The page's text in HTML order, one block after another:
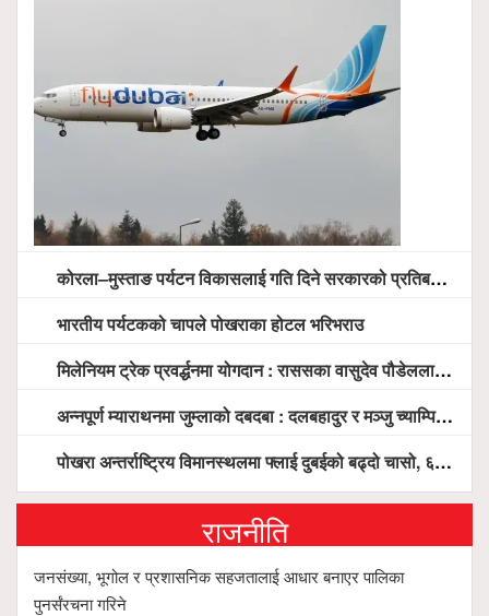
कोरला–मुस्ताङ पर्यटन विकासलाई गति दिने सरकारको प्रतिबद्धता, स्थानीय सरोकारवालासँग व्यापक छलफल
भारतीय पर्यटकको चापले पोखराका होटल भरिभराउ
मिलेनियम ट्रेक प्रवर्द्धनमा योगदान : राससका वासुदेव पौडेललाई ‘मिलेनियम ट्रेक अवार्ड’ प्रदान गरिने
अन्नपूर्ण म्याराथनमा जुम्लाको दबदबा : दलबहादुर र मञ्जु च्याम्पियन, नगदसहित भव्य सम्मान
पोखरा अन्तर्राष्ट्रिय विमानस्थलमा फ्लाई दुबईको बढ्दो चासो, ६ घण्टा लामो प्राविधिक निरीक्षणपछि दैनिक उडानको ढोका खुल्दै
राजनीति
जनसंख्या, भूगोल र प्रशासनिक सहजतालाई आधार बनाएर पालिका
पुनर्संरचना गरिने